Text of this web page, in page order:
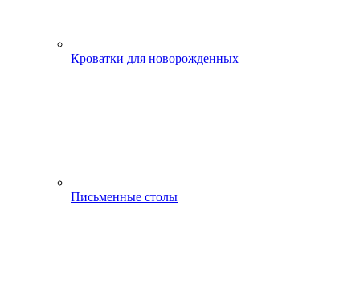
Кроватки для новорожденных
Письменные столы